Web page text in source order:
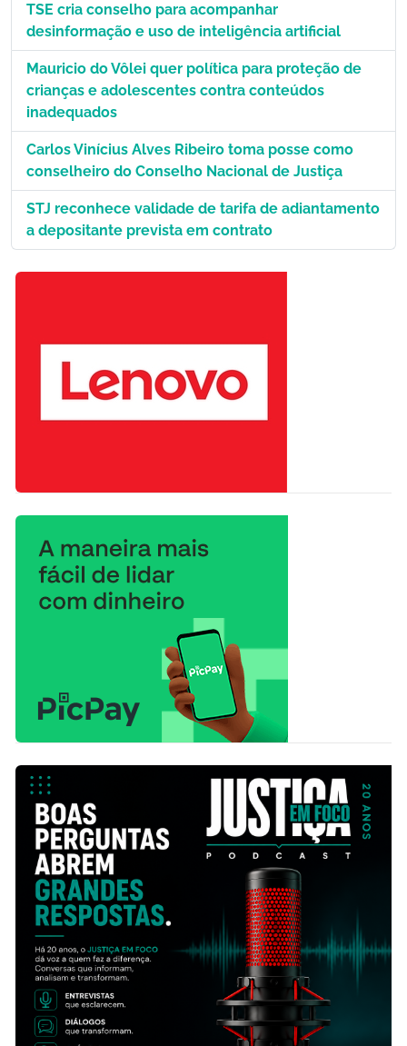
TSE cria conselho para acompanhar
desinformação e uso de inteligência artificial
Mauricio do Vôlei quer política para proteção de
crianças e adolescentes contra conteúdos
inadequados
Carlos Vinícius Alves Ribeiro toma posse como
conselheiro do Conselho Nacional de Justiça
STJ reconhece validade de tarifa de adiantamento
a depositante prevista em contrato